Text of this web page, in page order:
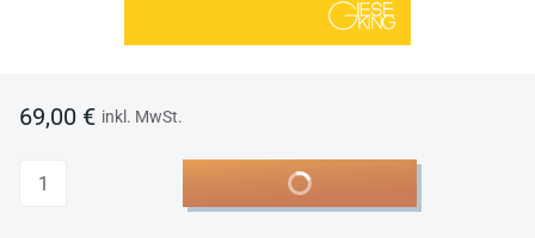
69,00 € inkl. MwSt.
Anzahl In den Warenkorb